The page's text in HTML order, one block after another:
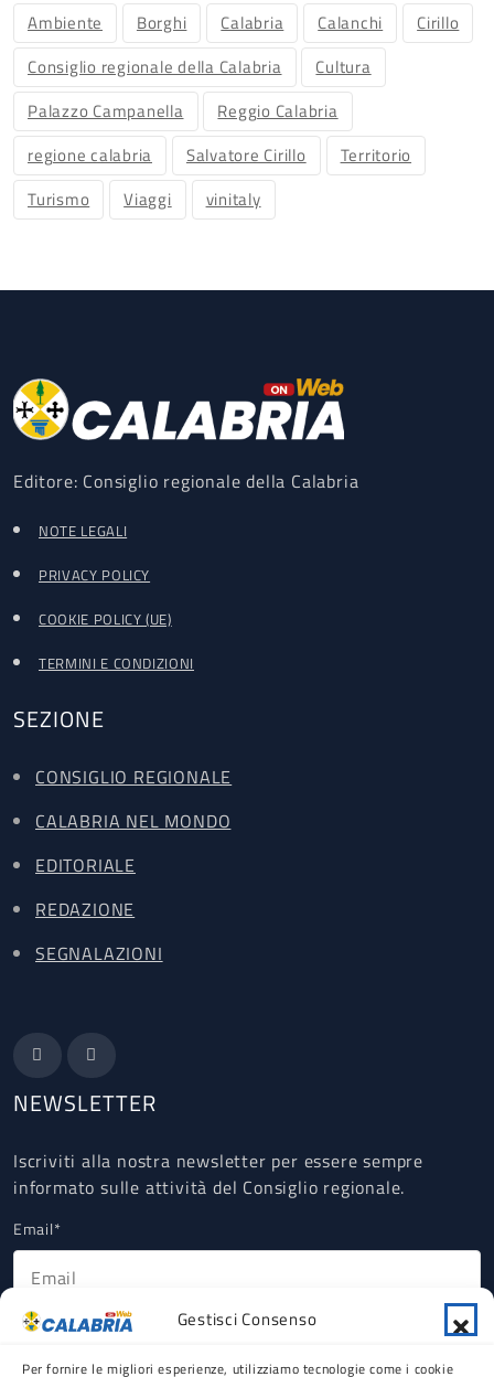
Gestisci Consenso
Per fornire le migliori esperienze, utilizziamo tecnologie come i cookie
Ambiente Borghi Calabria Calanchi
Cirillo
Consiglio regionale della Calabria
Cultura
Palazzo Campanella
Reggio Calabria
regione calabria
Salvatore Cirillo
Territorio
Turismo
Viaggi vinitaly
Editore: Consiglio regionale della Calabria
NOTE LEGALI
PRIVACY POLICY
COOKIE POLICY (UE)
TERMINI E CONDIZIONI
SEZIONE
CONSIGLIO REGIONALE
CALABRIA NEL MONDO
EDITORIALE
REDAZIONE
SEGNALAZIONI
NEWSLETTER
Iscriviti alla nostra newsletter per essere sempre
informato sulle attività del Consiglio regionale.
Email*
Ho letto, compreso e accettato la Privacy Policy riguardante il